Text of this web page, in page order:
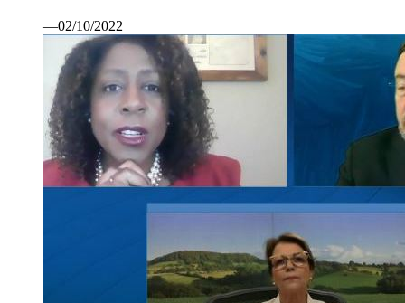
—02/10/2022